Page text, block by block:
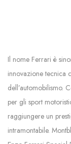
Il nome Ferrari è
innovazione tecnica
dell’automobilismo.
per gli sport
raggiungere un
intramontabile.